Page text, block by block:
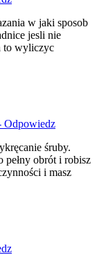
w jaki sposob
jesli nie
to wyliczyc
Odpowiedz
śruby.
pełny obrót i robisz
i masz